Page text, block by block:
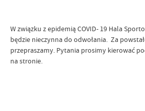
W związku z epidemią COVID- 19 Hala
będzie nieczynna do odwołania. Za
przepraszamy. Pytania prosimy kierować
na stronie.